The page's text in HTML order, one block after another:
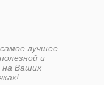
лучшее
и
на Ваших